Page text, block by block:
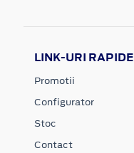
LINK-URI RAPIDE
Promotii
Configurator
Stoc
Contact